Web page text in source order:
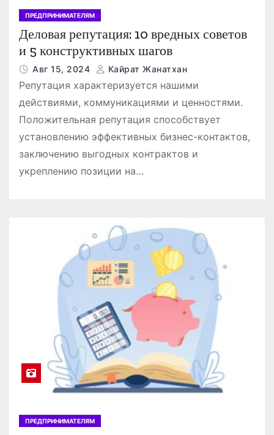
ПРЕДПРИНИМАТЕЛЯМ
Деловая репутация: 10 вредных советов
и 5 конструктивных шагов
Авг 15, 2024 Кайрат Жанатхан
Репутация характеризуется нашими
действиями, коммуникациями и ценностями.
Положительная репутация способствует
установлению эффективных бизнес-контактов,
заключению выгодных контрактов и
укреплению позиции на…
ПРЕДПРИНИМАТЕЛЯМ